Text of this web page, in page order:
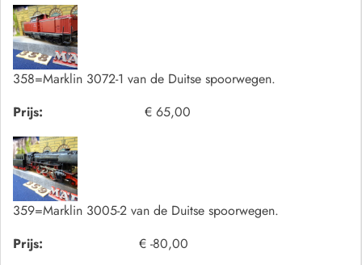
358=Marklin 3072-1 van de Duitse spoorwegen.
Prijs:
€ 65,00
359=Marklin 3005-2 van de Duitse spoorwegen.
Prijs:
€ -80,00